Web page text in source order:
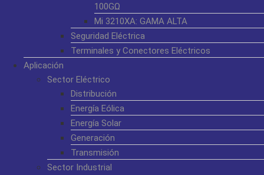
100GΩ
Mi 3210XA: GAMA ALTA
Seguridad Eléctrica
Terminales y Conectores Eléctricos
Aplicación
Sector Eléctrico
Distribución
Energía Eólica
Energía Solar
Generación
Transmisión
Sector Industrial